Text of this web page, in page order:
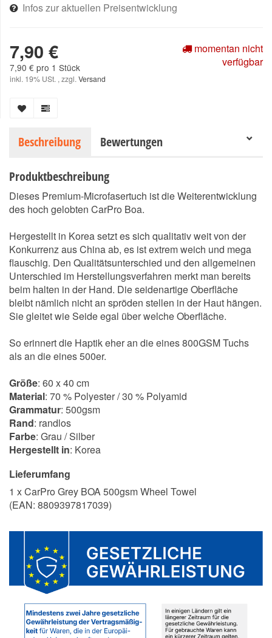
Infos zur aktuellen Preisentwicklung
7,90 €
7,90 € pro 1 Stück
inkl. 19% USt. , zzgl. Versand
momentan nicht
verfügbar
Beschreibung Bewertungen
Produktbeschreibung
Dieses Premium-Microfasertuch ist die Weiterentwicklung
des hoch gelobten CarPro Boa.
Hergestellt in Korea setzt es sich qualitativ weit von der
Konkurrenz aus China ab, es ist extrem weich und mega
flauschig. Den Qualitätsunterschied und den allgemeinen
Unterschied im Herstellungsverfahren merkt man bereits
beim halten in der Hand. Die seidenartige Oberfläche
bleibt nämlich nicht an spröden stellen in der Haut hängen.
Sie gleitet wie Seide egal über welche Oberfläche.
So erinnert die Haptik eher an die eines 800GSM Tuchs
als an die eines 500er.
Größe: 60 x 40 cm
Material: 70 % Polyester / 30 % Polyamid
Grammatur: 500gsm
Rand: randlos
Farbe: Grau / Silber
Hergestellt in: Korea
Lieferumfang
1 x CarPro Grey BOA 500gsm Wheel Towel
(EAN: 8809397817039)